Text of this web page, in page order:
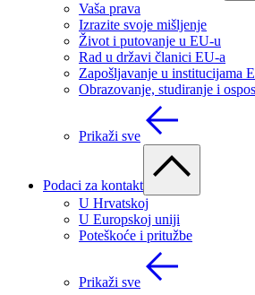
Vaša prava
Izrazite svoje mišljenje
Život i putovanje u EU-u
Rad u državi članici EU-a
Zapošljavanje u institucijama
Obrazovanje, studiranje i
Prikaži sve
Podaci za kontakt
U Hrvatskoj
U Europskoj uniji
Poteškoće i pritužbe
Prikaži sve